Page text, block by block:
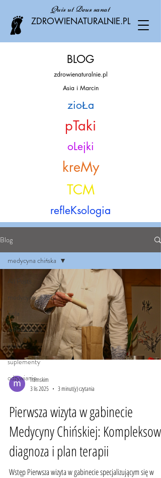
ZDROWIENATURALNIE.PL
Quis ut Deus sanat
BLOG
zdrowienaturalnie.pl
Asia i Marcin
zioŁa
pTaki
oLejki
kreMy
TCM
refleKsologia
Blog
All Posts
medycyna chińska
zioła
refleksologia
ptaki
suplementy
odżywianie
medycyna chińska
framskim
3 lis 2025
3 minut(y) czytania
Pierwsza wizyta w gabinecie
Medycyny Chińskiej: Kompleksowa
diagnoza i plan terapii
Wstęp Pierwsza wizyta w gabinecie specjalizującym się w